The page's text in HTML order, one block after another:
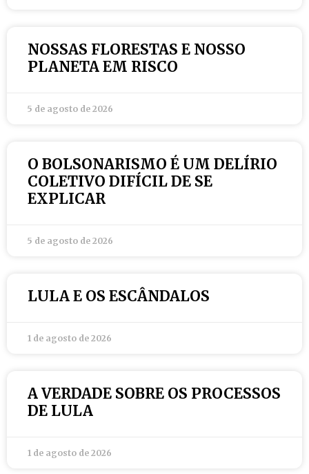
NOSSAS FLORESTAS E NOSSO
PLANETA EM RISCO
5 de agosto de 2026
O BOLSONARISMO É UM DELÍRIO
COLETIVO DIFÍCIL DE SE
EXPLICAR
5 de agosto de 2026
LULA E OS ESCÂNDALOS
1 de agosto de 2026
A VERDADE SOBRE OS PROCESSOS
DE LULA
1 de agosto de 2026